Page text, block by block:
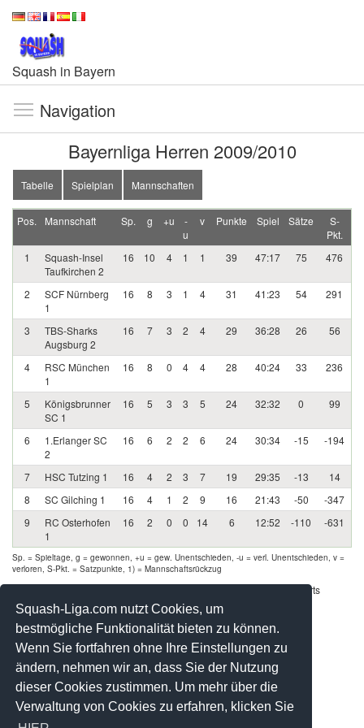
Squash-Liga.com nutzt Cookies, um
bestmögliche Funktionalität bieten zu können.
Wenn Sie fortfahren ohne Ihre Einstellungen zu
ändern, nehmen wir an, dass Sie der Nutzung
dieser Cookies zustimmen. Um mehr über die
Verwaltung von Cookies zu erfahren, klicken Sie
Squash in Bayern
Navigation
Bayernliga Herren 2009/2010
Tabelle Spielplan Mannschaften
Pos. Mannschaft Sp. g +u
-
u
v Punkte Spiel Sätze
S-
Pkt.
1
Squash-Insel
Taufkirchen 2
16 10 4 1 1 39 47:17 75 476
2
SCF Nürnberg
1
16 8 3 1 4 31 41:23 54 291
3
TBS-Sharks
Augsburg 2
16 7 3 2 4 29 36:28 26 56
4
RSC München
1
16 8 0 4 4 28 40:24 33 236
5
Königsbrunner
SC 1
16 5 3 3 5 24 32:32 0 99
6
1.Erlanger SC
2
16 6 2 2 6 24 30:34 -15 -194
7 HSC Tutzing 1 16 4 2 3 7 19 29:35 -13
14
8
SC Gilching 1 16 4 1 2 9 16 21:43 -50
-347
9
RC Osterhofen
1
16 2 0 0 14 6 12:52 -110 -631
Sp. = Spieltage, g = gewonnen, +u = gew. Unentschieden, -u = verl. Unentschieden, v =
verloren, S-Pkt. = Satzpunkte, 1) = Mannschaftsrückzug
Werbung - Offizielle Pool Partner des deutschen Squashsports